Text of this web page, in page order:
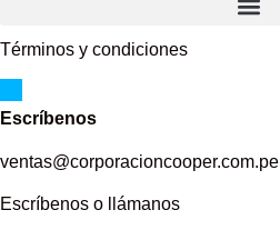
Términos y condiciones
Escríbenos
ventas@corporacioncooper.com.pe
Escríbenos o llámanos